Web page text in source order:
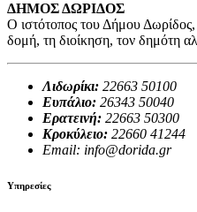
ΔΗΜΟΣ ΔΩΡΙΔΟΣ
Ο ιστότοπος του Δήμου Δωρίδος,
δομή, τη διοίκηση, τον δημότη
Λιδωρίκι: 22663 50100
Ευπάλιο: 26343 50040
Ερατεινή: 22663 50300
Κροκύλειο: 22660 41244
Email: info@dorida.gr
Υπηρεσίες